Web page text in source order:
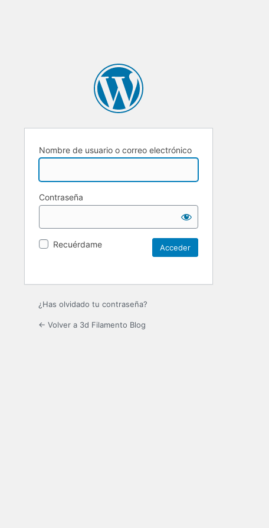
Nombre de usuario o correo electrónico
Contraseña
Recuérdame
¿Has olvidado tu contraseña?
← Volver a 3d Filamento Blog